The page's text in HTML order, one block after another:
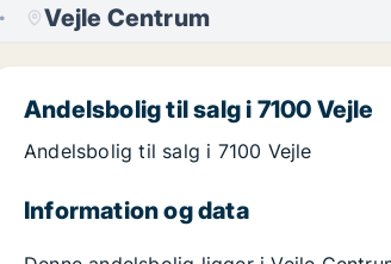
Vejle Centrum
Andelsbolig til salg i 7100 Vejle
Andelsbolig til salg i 7100 Vejle
Information og data